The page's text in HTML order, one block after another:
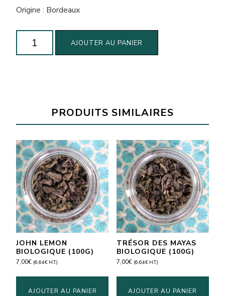
Origine : Bordeaux
quantité
Ale
AJOUTER AU PANIER
PRODUITS SIMILAIRES
JOHN LEMON
BIOLOGIQUE (100G)
7,00€ (6,64€ H.T.)
AJOUTER AU PANIER
TRÉSOR DES MAYAS
BIOLOGIQUE (100G)
7,00€ (6,64€H.T.)
AJOUTER AU PANIER